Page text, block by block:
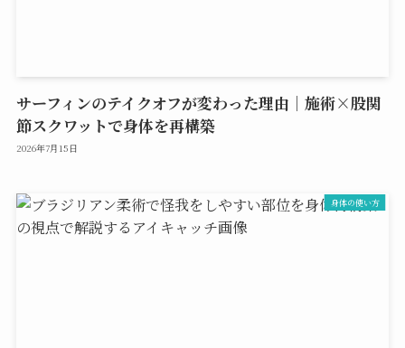
サーフィンのテイクオフが変わった理由｜施術×股関
節スクワットで身体を再構築
2026年7月15日
身体の使い方